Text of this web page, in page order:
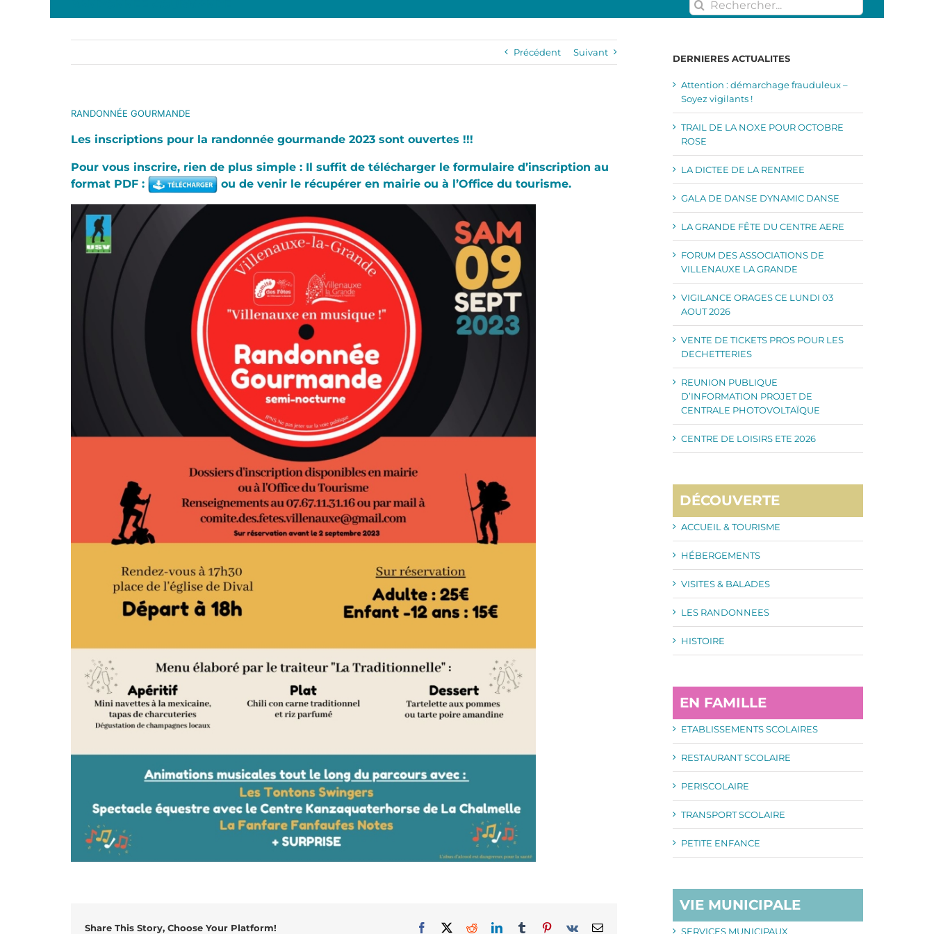
Précédent Suivant
RANDONNÉE GOURMANDE
Les inscriptions pour la randonnée gourmande 2023 sont ouvertes !!!
Pour vous inscrire, rien de plus simple : Il suffit de télécharger le formulaire d’inscription au
format PDF : ou de venir le récupérer en mairie ou à l’Office du tourisme.
Share This Story, Choose Your Platform! Facebook RedditLinkedInTumblr Pinterest
Vk Email
DERNIERES ACTUALITES
Attention : démarchage frauduleux –
Soyez vigilants !
TRAIL DE LA NOXE POUR OCTOBRE
ROSE
LA DICTEE DE LA RENTREE
GALA DE DANSE DYNAMIC DANSE
LA GRANDE FÊTE DU CENTRE AERE
FORUM DES ASSOCIATIONS DE
VILLENAUXE LA GRANDE
VIGILANCE ORAGES CE LUNDI 03
AOUT 2026
VENTE DE TICKETS PROS POUR LES
DECHETTERIES
REUNION PUBLIQUE
D’INFORMATION PROJET DE
CENTRALE PHOTOVOLTAÏQUE
CENTRE DE LOISIRS ETE 2026
DÉCOUVERTE
ACCUEIL & TOURISME
HÉBERGEMENTS
VISITES & BALADES
LES RANDONNEES
HISTOIRE
EN FAMILLE
ETABLISSEMENTS SCOLAIRES
RESTAURANT SCOLAIRE
PERISCOLAIRE
TRANSPORT SCOLAIRE
PETITE ENFANCE
VIE MUNICIPALE
SERVICES MUNICIPAUX